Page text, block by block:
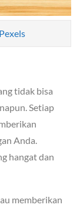
Pexels
tidak bisa
Setiap
Anda.
hangat dan
memberikan